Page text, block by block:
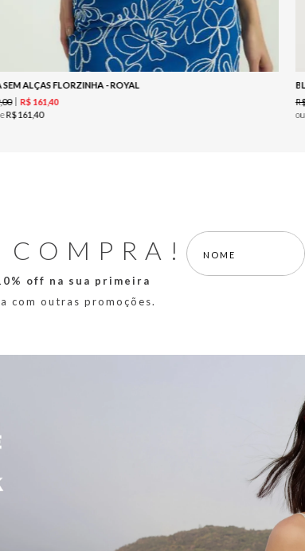
SEM ALÇAS FLORZINHA - ROYAL
,00 R$ 161 ,40
R$161 ,40
ou
off na sua primeira
com outras promoções.